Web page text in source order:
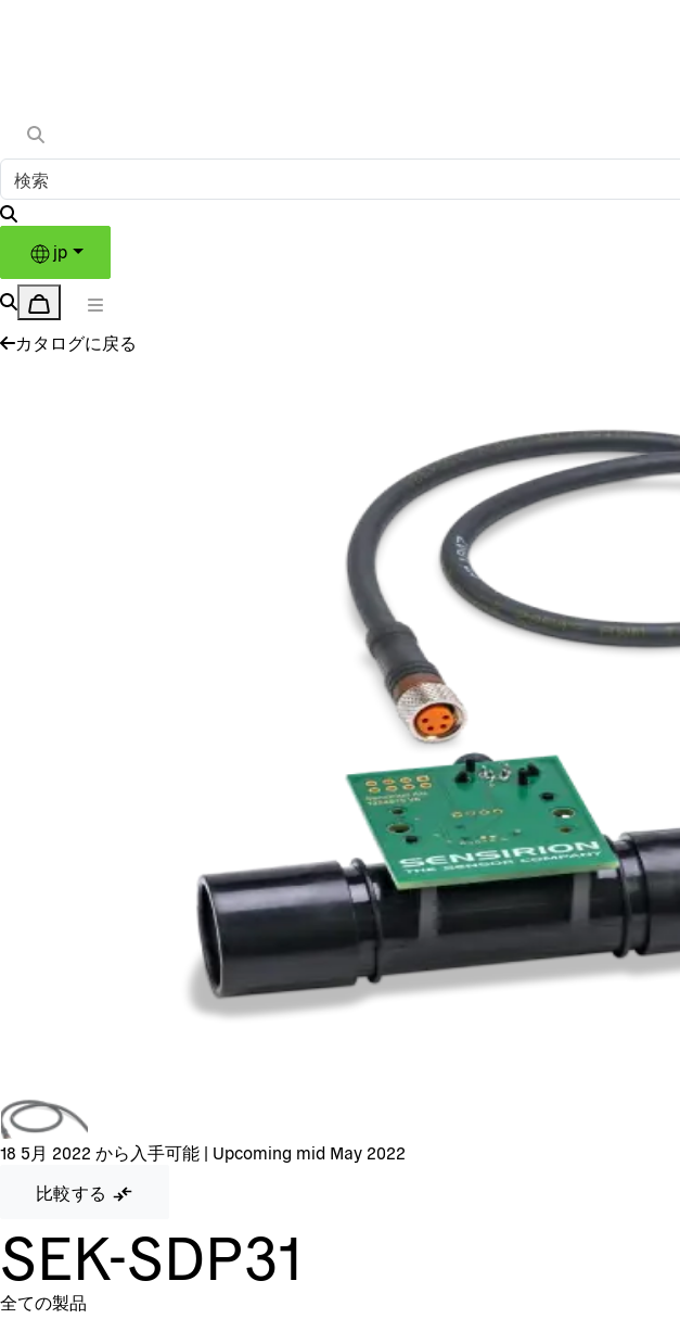
jp
カタログに戻る
18 5月 2022 から入手可能 | Upcoming mid May 2022
比較する
SEK-SDP31
全ての製品